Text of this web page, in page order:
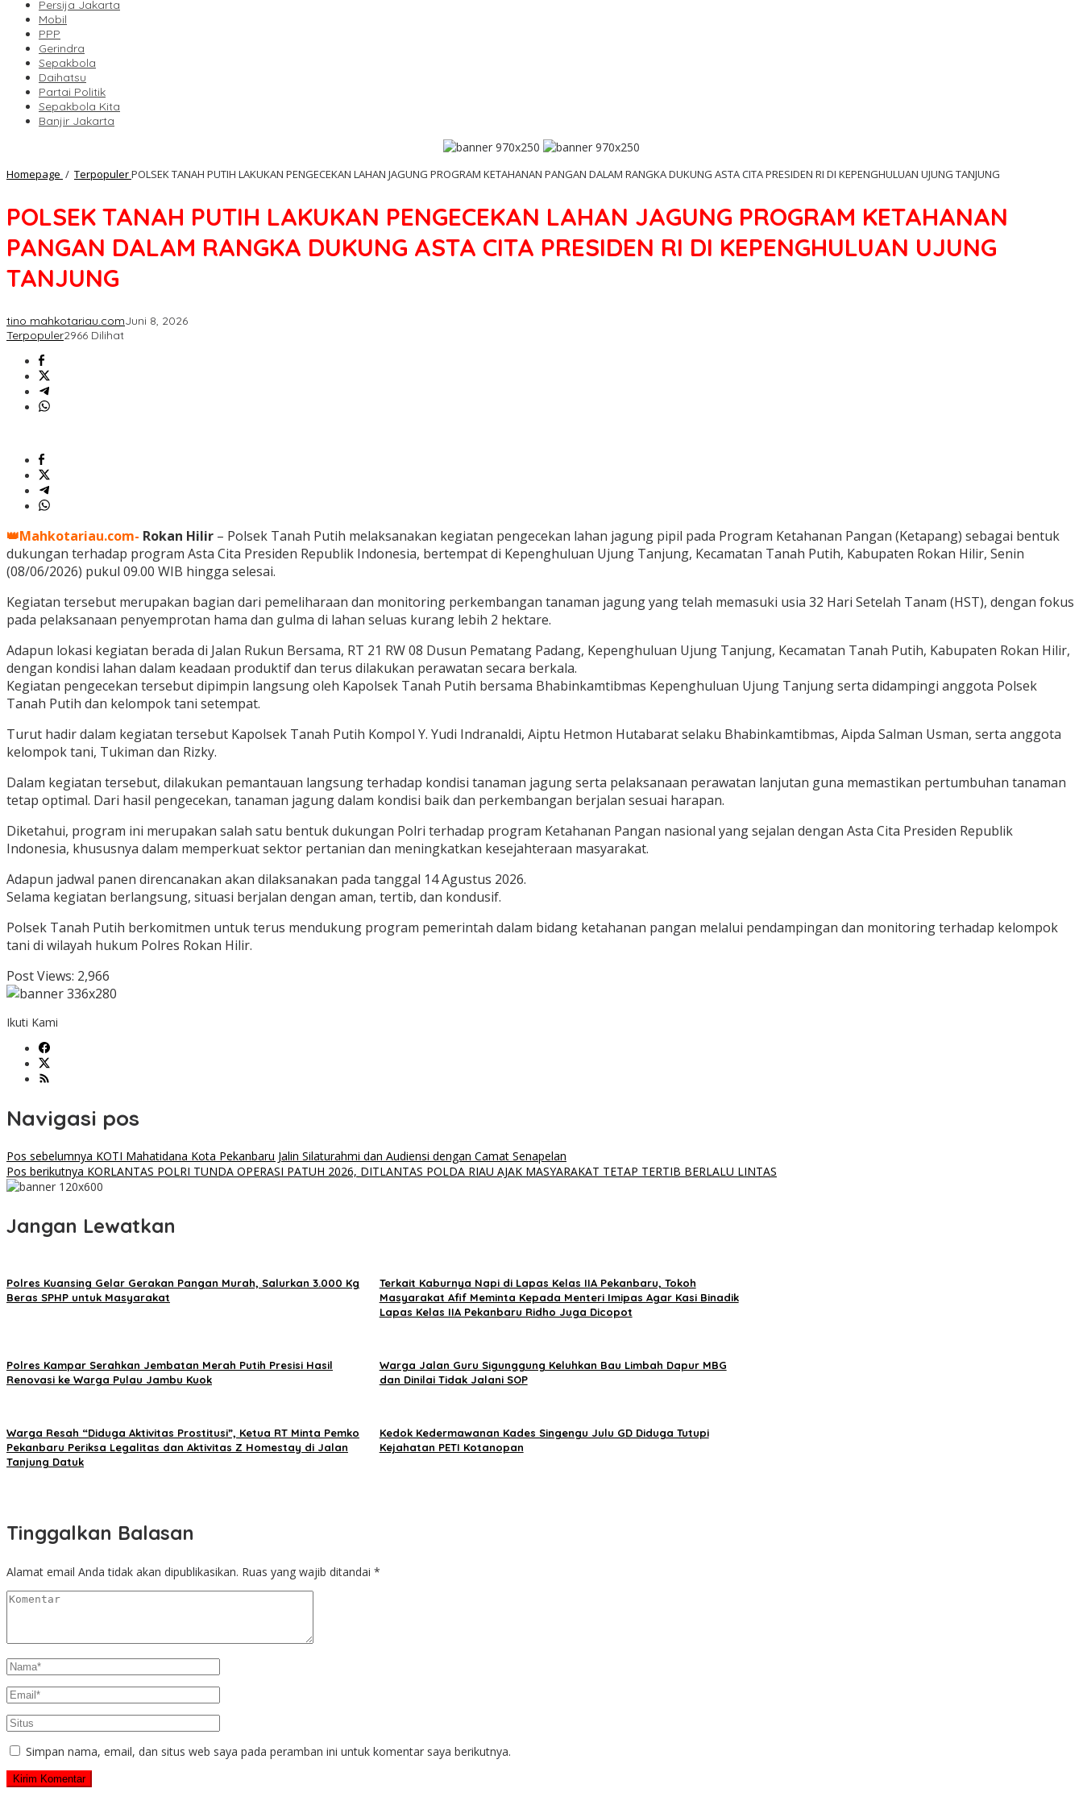
Persija Jakarta
Mobil
PPP
Gerindra
Sepakbola
Daihatsu
Partai Politik
Sepakbola Kita
Banjir Jakarta
Homepage / TerpopulerPOLSEK TANAH PUTIH LAKUKAN PENGECEKAN LAHAN JAGUNG PROGRAM KETAHANAN PANGAN DALAM RANGKA DUKUNG ASTA CITA PRESIDEN RI DI KEPENGHULUAN UJUNG TANJUNG
POLSEK TANAH PUTIH LAKUKAN PENGECEKAN LAHAN JAGUNG PROGRAM KETAHANAN
PANGAN DALAM RANGKA DUKUNG ASTA CITA PRESIDEN RI DI KEPENGHULUAN UJUNG
TANJUNG
tino mahkotariau.comJuni 8, 2026
Terpopuler2966 Dilihat
👑Mahkotariau.com- Rokan Hilir – Polsek Tanah Putih melaksanakan kegiatan pengecekan lahan jagung pipil pada Program Ketahanan Pangan (Ketapang) sebagai bentuk
dukungan terhadap program Asta Cita Presiden Republik Indonesia, bertempat di Kepenghuluan Ujung Tanjung, Kecamatan Tanah Putih, Kabupaten Rokan Hilir, Senin
(08/06/2026) pukul 09.00 WIB hingga selesai.
Kegiatan tersebut merupakan bagian dari pemeliharaan dan monitoring perkembangan tanaman jagung yang telah memasuki usia 32 Hari Setelah Tanam (HST), dengan fokus
pada pelaksanaan penyemprotan hama dan gulma di lahan seluas kurang lebih 2 hektare.
Adapun lokasi kegiatan berada di Jalan Rukun Bersama, RT 21 RW 08 Dusun Pematang Padang, Kepenghuluan Ujung Tanjung, Kecamatan Tanah Putih, Kabupaten Rokan Hilir,
dengan kondisi lahan dalam keadaan produktif dan terus dilakukan perawatan secara berkala.
Kegiatan pengecekan tersebut dipimpin langsung oleh Kapolsek Tanah Putih bersama Bhabinkamtibmas Kepenghuluan Ujung Tanjung serta didampingi anggota Polsek
Tanah Putih dan kelompok tani setempat.
Turut hadir dalam kegiatan tersebut Kapolsek Tanah Putih Kompol Y. Yudi Indranaldi, Aiptu Hetmon Hutabarat selaku Bhabinkamtibmas, Aipda Salman Usman, serta anggota
kelompok tani, Tukiman dan Rizky.
Dalam kegiatan tersebut, dilakukan pemantauan langsung terhadap kondisi tanaman jagung serta pelaksanaan perawatan lanjutan guna memastikan pertumbuhan tanaman
tetap optimal. Dari hasil pengecekan, tanaman jagung dalam kondisi baik dan perkembangan berjalan sesuai harapan.
Diketahui, program ini merupakan salah satu bentuk dukungan Polri terhadap program Ketahanan Pangan nasional yang sejalan dengan Asta Cita Presiden Republik
Indonesia, khususnya dalam memperkuat sektor pertanian dan meningkatkan kesejahteraan masyarakat.
Adapun jadwal panen direncanakan akan dilaksanakan pada tanggal 14 Agustus 2026.
Selama kegiatan berlangsung, situasi berjalan dengan aman, tertib, dan kondusif.
Polsek Tanah Putih berkomitmen untuk terus mendukung program pemerintah dalam bidang ketahanan pangan melalui pendampingan dan monitoring terhadap kelompok
tani di wilayah hukum Polres Rokan Hilir.
Post Views: 2,966
Ikuti Kami
Navigasi pos
Pos sebelumnya KOTI Mahatidana Kota Pekanbaru Jalin Silaturahmi dan Audiensi dengan Camat Senapelan
Pos berikutnya KORLANTAS POLRI TUNDA OPERASI PATUH 2026, DITLANTAS POLDA RIAU AJAK MASYARAKAT TETAP TERTIB BERLALU LINTAS
Jangan Lewatkan
Polres Kuansing Gelar Gerakan Pangan Murah, Salurkan 3.000 Kg
Beras SPHP untuk Masyarakat
Terkait Kaburnya Napi di Lapas Kelas IIA Pekanbaru, Tokoh
Masyarakat Afif Meminta Kepada Menteri Imipas Agar Kasi Binadik
Lapas Kelas IIA Pekanbaru Ridho Juga Dicopot
Polres Kampar Serahkan Jembatan Merah Putih Presisi Hasil
Renovasi ke Warga Pulau Jambu Kuok
Warga Jalan Guru Sigunggung Keluhkan Bau Limbah Dapur MBG
dan Dinilai Tidak Jalani SOP
Warga Resah “Diduga Aktivitas Prostitusi”, Ketua RT Minta Pemko
Pekanbaru Periksa Legalitas dan Aktivitas Z Homestay di Jalan
Tanjung Datuk
Kedok Kedermawanan Kades Singengu Julu GD Diduga Tutupi
Kejahatan PETI Kotanopan
Tinggalkan Balasan
Alamat email Anda tidak akan dipublikasikan. Ruas yang wajib ditandai *
Simpan nama, email, dan situs web saya pada peramban ini untuk komentar saya berikutnya.